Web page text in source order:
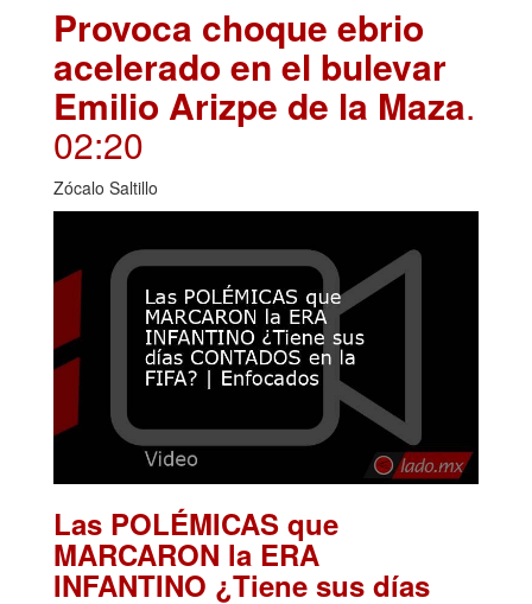
Provoca choque ebrio
acelerado en el bulevar
Emilio Arizpe de la Maza.
02:20
Zócalo Saltillo
Las POLÉMICAS que
MARCARON la ERA
INFANTINO ¿Tiene sus días